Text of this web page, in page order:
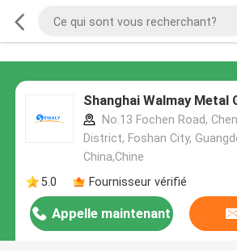
Shanghai Walmay Metal
No.13 Fochen Road,
District, Foshan City,
China,Chine
5.0
Fournisseur vérifié
Appelle maintenant